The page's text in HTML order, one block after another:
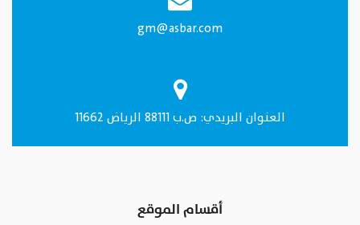
gm@asbar.com
العنـوان البريدي: ص.ب 88111 الرياض 11662
أقسام الموقع